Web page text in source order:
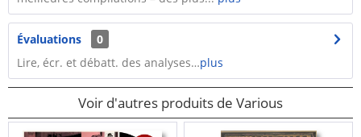
Évaluations
0
Lire, écr. et débatt. des analyses…plus
Voir d'autres produits de Various